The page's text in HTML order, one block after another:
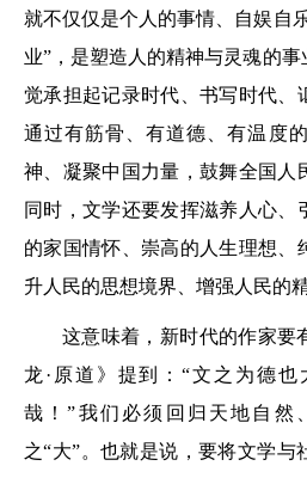
就不仅仅是个人的事情、自娱自
业”，是塑造人的精神与灵魂的
觉承担起记录时代、书写时代、
通过有筋骨、有道德、有温度
神、凝聚中国力量，鼓舞全国人
同时，文学还要发挥滋养人心、
的家国情怀、崇高的人生理想、
升人民的思想境界、增强人民的
这意味着，新时代的作家要
龙·原道》提到：“文之为德
哉！”我们必须回归天地自然
之“大”。也就是说，要将文学与